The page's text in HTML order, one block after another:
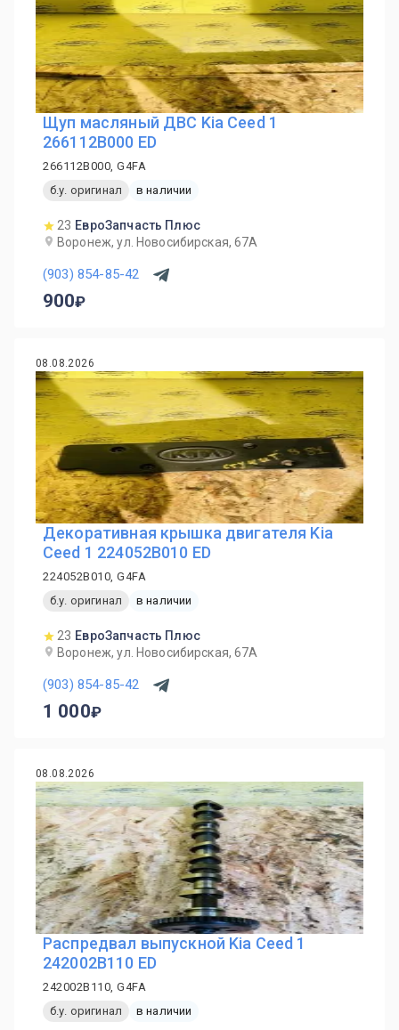
Щуп масляный ДВС Kia Ceed 1
266112B000 ED
266112B000, G4FA
б.у. оригинал
в наличии
23 ЕвроЗапчасть Плюс
Воронеж, ул. Новосибирская, 67А
(903) 854-85-42
900
08.08.2026
Декоративная крышка двигателя Kia
Ceed 1 224052B010 ED
224052B010, G4FA
б.у. оригинал
в наличии
23 ЕвроЗапчасть Плюс
Воронеж, ул. Новосибирская, 67А
(903) 854-85-42
1 000
08.08.2026
Распредвал выпускной Kia Ceed 1
242002B110 ED
242002B110, G4FA
б.у. оригинал
в наличии